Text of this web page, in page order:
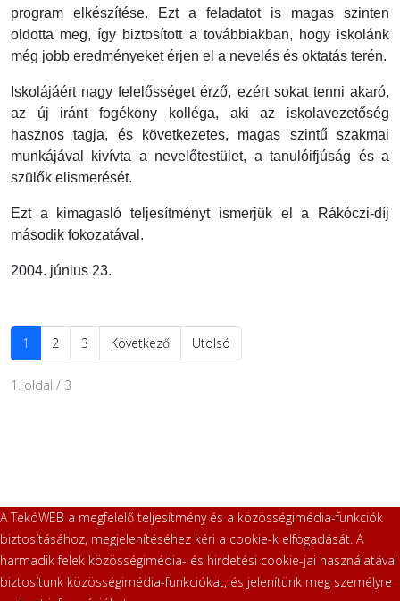
program elkészítése. Ezt a feladatot is magas szinten
oldotta meg, így biztosított a továbbiakban, hogy iskolánk
még jobb eredményeket érjen el a nevelés és oktatás terén.
Iskolájáért nagy felelősséget érző, ezért sokat tenni akaró,
az új iránt fogékony kolléga, aki az iskolavezetőség
hasznos tagja, és következetes, magas szintű szakmai
munkájával kivívta a nevelőtestület, a tanulóifjúság és a
szülők elismerését.
Ezt a kimagasló teljesítményt ismerjük el a
Rákóczi-díj
második fokozatával .
2004. június 23.
1 2 3 Következő Utolsó
1. oldal / 3
A TekóWEB a megfelelő teljesítmény és a közösségimédia-funkciók
biztosításához, megjelenítéséhez kéri a cookie-k elfogadását. A
harmadik felek közösségimédia- és hirdetési cookie-jai használatával
biztosítunk közösségimédia-funkciókat, és jelenítünk meg személyre